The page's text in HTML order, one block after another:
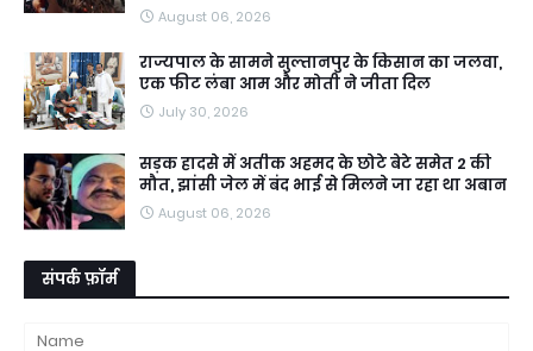
August 06, 2026
राज्यपाल के सामने सुल्तानपुर के किसान का जलवा,
एक फीट लंबा आम और मोती ने जीता दिल
July 30, 2026
सड़क हादसे में अतीक अहमद के छोटे बेटे समेत 2 की
मौत, झांसी जेल में बंद भाई से मिलने जा रहा था अबान
August 06, 2026
संपर्क फ़ॉर्म